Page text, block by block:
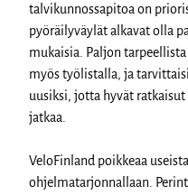
talvikunnossapitoa on
pyöräilyväylät alkavat olla
mukaisia. Paljon
myös työlistalla, ja
uusiksi, jotta hyvät ratkaisut
jatkaa.
VeloFinland poikkeaa
ohjelmatarjonnallaan.